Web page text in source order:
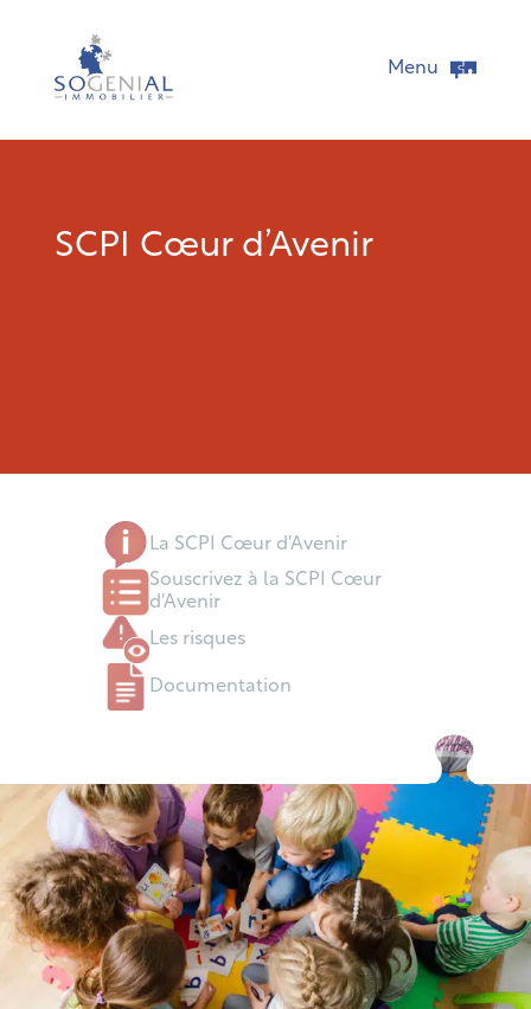
Menu
SCPI Cœur d’Avenir
La SCPI Cœur d'Avenir
Souscrivez à la SCPI Cœur
d'Avenir
Les risques
Documentation